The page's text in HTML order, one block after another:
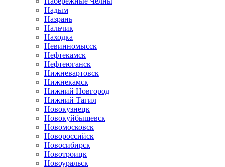
Надым
Назрань
Нальчик
Находка
Невинномысск
Нефтекамск
Нефтеюганск
Нижневартовск
Нижнекамск
Нижний Новгород
Нижний Тагил
Новокузнецк
Новокуйбышевск
Новомосковск
Новороссийск
Новосибирск
Новотроицк
Новоуральск